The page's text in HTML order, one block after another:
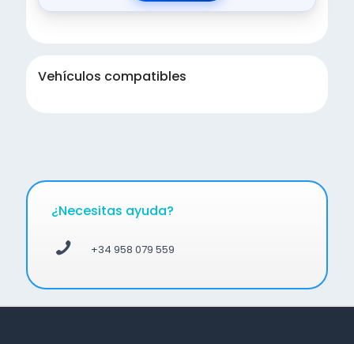
Vehículos compatibles
¿Necesitas ayuda?
+34 958 079 559